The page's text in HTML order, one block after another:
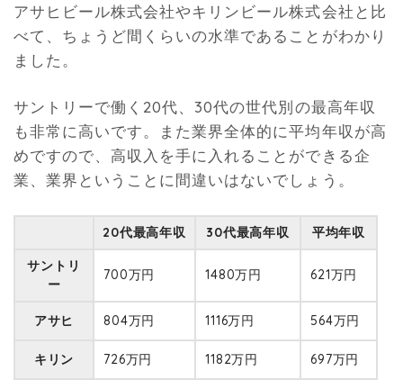
アサヒビール株式会社やキリンビール株式会社と比
べて、ちょうど間くらいの水準であることがわかり
ました。
サントリーで働く20代、30代の世代別の最高年収
も非常に高いです。また業界全体的に平均年収が高
めですので、高収入を手に入れることができる企
業、業界ということに間違いはないでしょう。
20代最高年収 30代最高年収 平均年収
サントリ
ー
700万円 1480万円 621万円
アサヒ 804万円 1116万円 564万円
キリン 726万円 1182万円 697万円